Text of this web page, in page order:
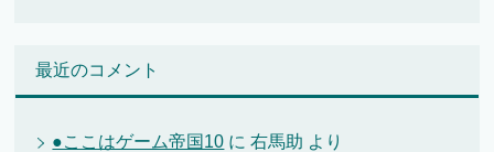
最近のコメント
●ここはゲーム帝国10 に右馬助 より